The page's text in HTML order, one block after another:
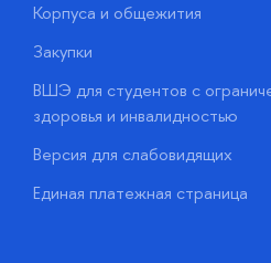
Корпуса и общежития
Закупки
ВШЭ для студентов с
здоровья и инвалидностью
Версия для слабовидящих
Единая платежная страница